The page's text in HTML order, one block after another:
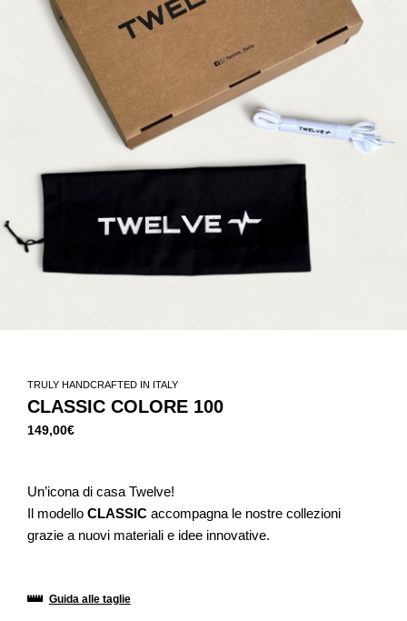
TRULY HANDCRAFTED IN ITALY
CLASSIC COLORE 100
149,00€
Un’icona di casa Twelve!
Il modello CLASSIC accompagna le nostre collezioni
grazie a nuovi materiali e idee innovative.
Guida alle taglie